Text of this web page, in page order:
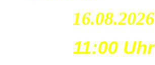
16.08.2026
11:00 Uhr